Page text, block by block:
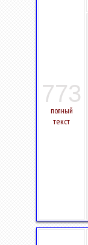
773
полный
текст